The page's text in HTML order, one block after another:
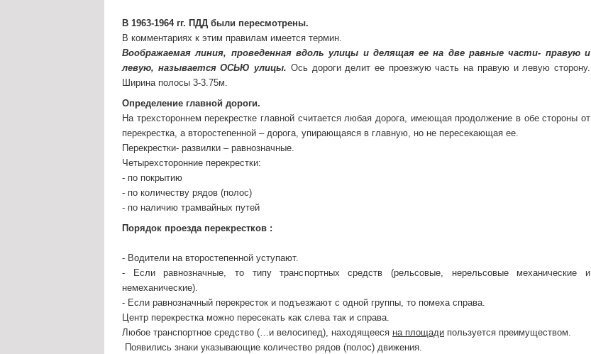
В 1963-1964 гг. ПДД были пересмотрены.
В комментариях к этим правилам имеется термин.
Воображаемая линия, проведенная вдоль улицы и делящая ее на две равные части- правую и
левую, называется ОСЬЮ улицы. Ось дороги делит ее проезжую часть на правую и левую сторону.
Ширина полосы 3-3.75м.
Определение главной дороги.
На трехстороннем перекрестке главной считается любая дорога, имеющая продолжение в обе стороны от
перекрестка, а второстепенной – дорога, упирающаяся в главную, но не пересекающая ее.
Перекрестки- развилки – равнозначные.
Четырехсторонние перекрестки:
- по покрытию
- по количеству рядов (полос)
- по наличию трамвайных путей
Порядок проезда перекрестков :
- Водители на второстепенной уступают.
- Если равнозначные, то типу транспортных средств (рельсовые, нерельсовые механические и
немеханические).
- Если равнозначный перекресток и подъезжают с одной группы, то помеха справа.
Центр перекрестка можно пересекать как слева так и справа.
Любое транспортное средство (…и велосипед), находящееся на площади пользуется преимуществом.
Появились знаки указывающие количество рядов (полос) движения.